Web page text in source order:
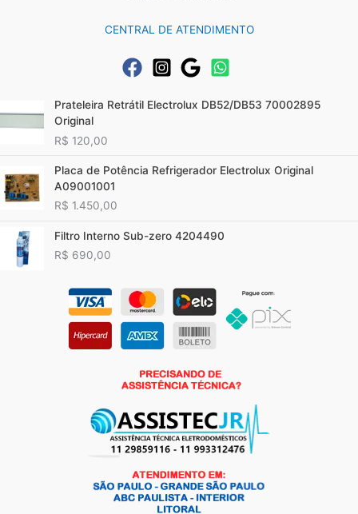
CENTRAL DE ATENDIMENTO
Prateleira Retrátil Electrolux DB52/DB53 70002895
Original
R$ 120,00
Placa de Potência Refrigerador Electrolux Original
A09001001
R$ 1.450,00
Filtro Interno Sub-zero 4204490
R$ 690,00